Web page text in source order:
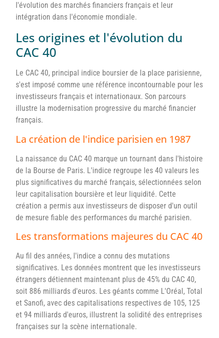
l'évolution des marchés financiers français et leur
intégration dans l'économie mondiale.
Les origines et l'évolution du
CAC 40
Le CAC 40, principal indice boursier de la place parisienne,
s'est imposé comme une référence incontournable pour les
investisseurs français et internationaux. Son parcours
illustre la modernisation progressive du marché financier
français.
La création de l'indice parisien en 1987
La naissance du CAC 40 marque un tournant dans l'histoire
de la Bourse de Paris. L'indice regroupe les 40 valeurs les
plus significatives du marché français, sélectionnées selon
leur capitalisation boursière et leur liquidité. Cette
création a permis aux investisseurs de disposer d'un outil
de mesure fiable des performances du marché parisien.
Les transformations majeures du CAC 40
Au fil des années, l'indice a connu des mutations
significatives. Les données montrent que les investisseurs
étrangers détiennent maintenant plus de 45% du CAC 40,
soit 886 milliards d'euros. Les géants comme L'Oréal, Total
et Sanofi, avec des capitalisations respectives de 105, 125
et 94 milliards d'euros, illustrent la solidité des entreprises
françaises sur la scène internationale.